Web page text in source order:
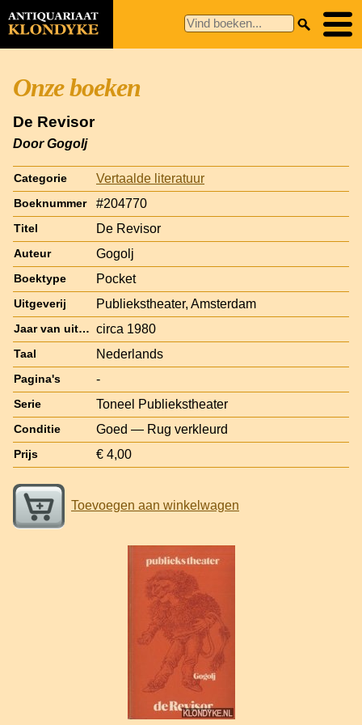
Onze boeken
De Revisor
Door Gogolj
Categorie Vertaalde literatuur
Boeknummer #204770
Titel De Revisor
Auteur Gogolj
Boektype Pocket
Uitgeverij Publiekstheater, Amsterdam
Jaar van uitgave circa 1980
Taal Nederlands
Pagina's -
Serie Toneel Publiekstheater
Conditie Goed — Rug verkleurd
Prijs € 4,00
Toevoegen aan winkelwagen